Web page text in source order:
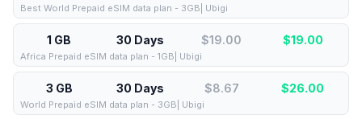
Best World Prepaid eSIM data plan - 3GB| Ubigi
1 GB 30 Days $19.00 $19.00
Africa Prepaid eSIM data plan - 1GB| Ubigi
3 GB 30 Days $8.67 $26.00
World Prepaid eSIM data plan - 3GB| Ubigi